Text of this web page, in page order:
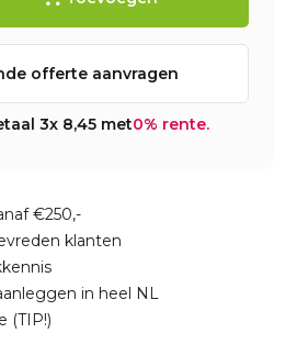
offerte aanvragen
3x 8,45 met0% rente.
€250,-
klanten
in heel NL
(TIP!)